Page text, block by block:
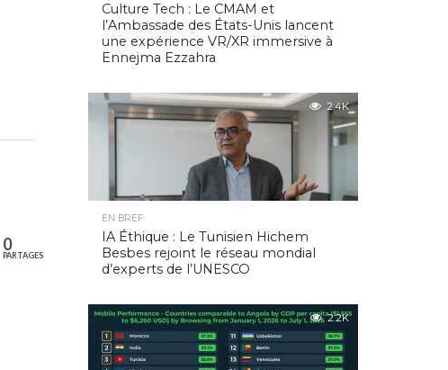
0
PARTAGES
Culture Tech : Le CMAM et
l’Ambassade des États-Unis lancent
une expérience VR/XR immersive à
Ennejma Ezzahra
2.4K
EN BREF
IA Éthique : Le Tunisien Hichem
Besbes rejoint le réseau mondial
d’experts de l’UNESCO
2.2K